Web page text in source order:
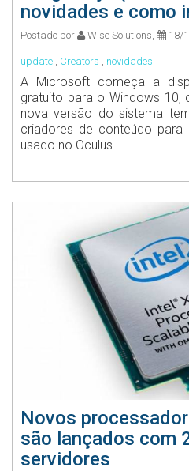
novidades e como
Postado por Wise Solutions, 18/
update , Creators , novidades
A Microsoft começa a
gratuito para o Windows 10,
nova versão do sistema
criadores de conteúdo para
usado no Oculus
Novos
são lançados com
servidores